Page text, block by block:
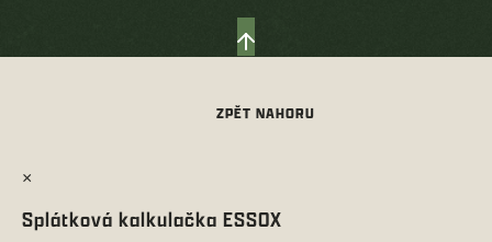
×
Splátková kalkulačka ESSOX